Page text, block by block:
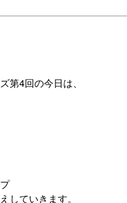
第4回の今日は、
していきます。